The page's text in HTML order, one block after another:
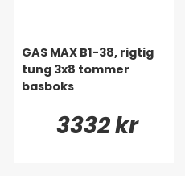
GAS MAX B1-38, rigtig
tung 3x8 tommer
basboks
3332 kr